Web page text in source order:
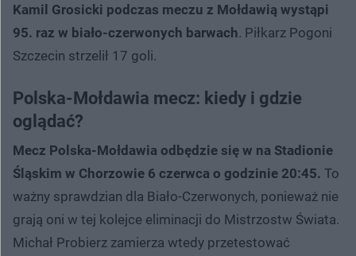
Kamil Grosicki podczas meczu z Mołdawią wystąpi
95. raz w biało-czerwonych barwach. Piłkarz Pogoni
Szczecin strzelił 17 goli.
Polska-Mołdawia mecz: kiedy i gdzie
oglądać?
Mecz Polska-Mołdawia odbędzie się w na Stadionie
Śląskim w Chorzowie 6 czerwca o godzinie 20:45. To
ważny sprawdzian dla Biało-Czerwonych, ponieważ nie
grają oni w tej kolejce eliminacji do Mistrzostw Świata.
Michał Probierz zamierza wtedy przetestować